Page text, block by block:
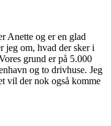
Anette og er en glad
jeg om, hvad der sker i
grund er på 5.000
og to drivhuse. Jeg
vil der nok også komme